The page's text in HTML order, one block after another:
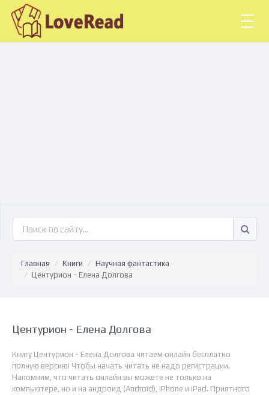
Главная Книги
Научная фантастика
Центурион - Елена Долгова
Центурион - Елена Долгова
Книгу Центурион - Елена Долгова читаем онлайн бесплатно
полную версию! Чтобы начать читать не надо регистрации.
Напомним, что читать онлайн вы можете не только на
компьютере, но и на андроид (Android), iPhone и iPad. Приятного